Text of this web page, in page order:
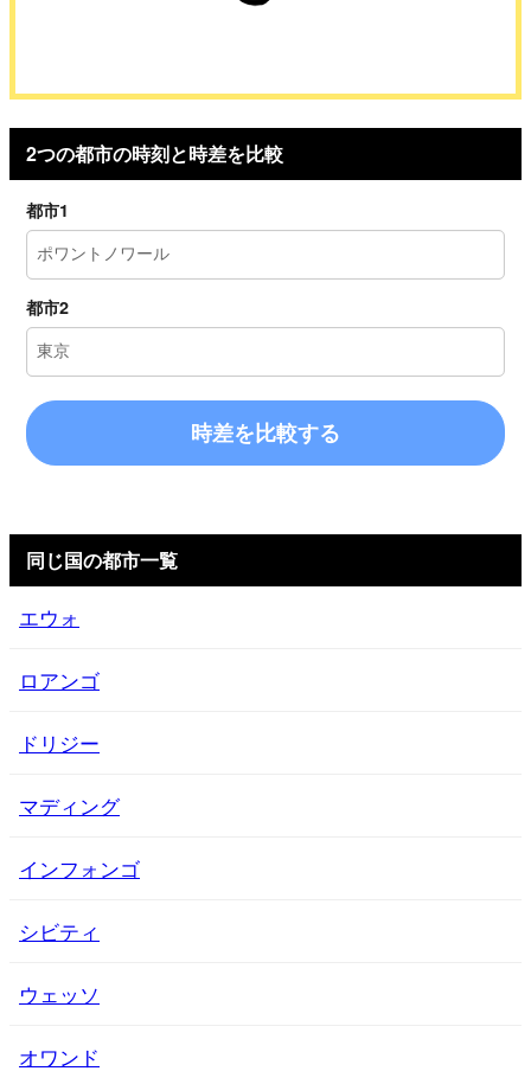
2つの都市の時刻と時差を比較
都市1
都市2
時差を比較する
同じ国の都市一覧
エウォ
ロアンゴ
ドリジー
マディング
インフォンゴ
シビティ
ウェッソ
オワンド